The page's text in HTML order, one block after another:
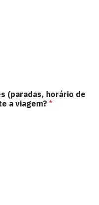
(paradas, horário de
a viagem? *